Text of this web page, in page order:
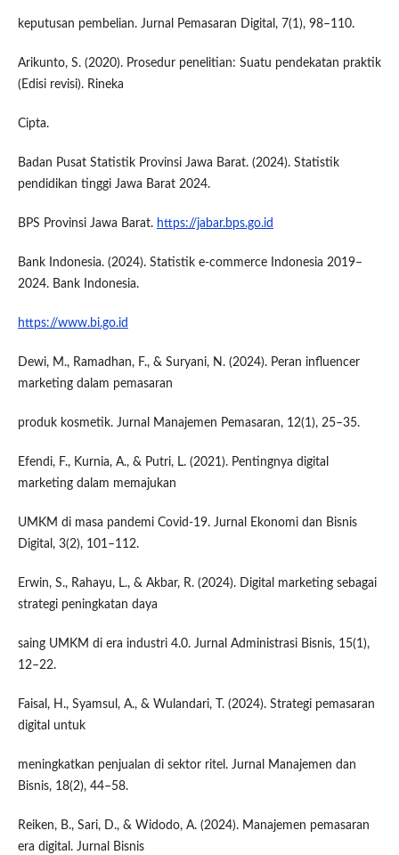
keputusan pembelian. Jurnal Pemasaran Digital, 7(1), 98–110.
Arikunto, S. (2020). Prosedur penelitian: Suatu pendekatan praktik
(Edisi revisi). Rineka
Cipta.
Badan Pusat Statistik Provinsi Jawa Barat. (2024). Statistik
pendidikan tinggi Jawa Barat 2024.
BPS Provinsi Jawa Barat. https://jabar.bps.go.id
Bank Indonesia. (2024). Statistik e-commerce Indonesia 2019–
2024. Bank Indonesia.
https://www.bi.go.id
Dewi, M., Ramadhan, F., & Suryani, N. (2024). Peran influencer
marketing dalam pemasaran
produk kosmetik. Jurnal Manajemen Pemasaran, 12(1), 25–35.
Efendi, F., Kurnia, A., & Putri, L. (2021). Pentingnya digital
marketing dalam memajukan
UMKM di masa pandemi Covid-19. Jurnal Ekonomi dan Bisnis
Digital, 3(2), 101–112.
Erwin, S., Rahayu, L., & Akbar, R. (2024). Digital marketing sebagai
strategi peningkatan daya
saing UMKM di era industri 4.0. Jurnal Administrasi Bisnis, 15(1),
12–22.
Faisal, H., Syamsul, A., & Wulandari, T. (2024). Strategi pemasaran
digital untuk
meningkatkan penjualan di sektor ritel. Jurnal Manajemen dan
Bisnis, 18(2), 44–58.
Reiken, B., Sari, D., & Widodo, A. (2024). Manajemen pemasaran
era digital. Jurnal Bisnis